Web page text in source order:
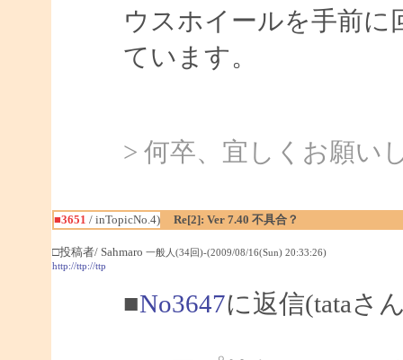
ウスホイールを手前に
ています。
> 何卒、宜しくお願い
■3651 / inTopicNo.4) Re[2]: Ver 7.40 不具合？
□投稿者/ Sahmaro 一般人(34回)-(2009/08/16(Sun) 20:33:26)
http://ttp://ttp
■No3647に返信(tataさ